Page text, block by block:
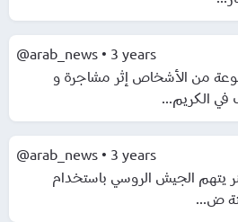
@arab_news • 3 years
من الأشخاص إثر مشاجرة و
في الكريم...
@arab_news • 3 years
يتهم الجيش الروسي باستخدام
ض...